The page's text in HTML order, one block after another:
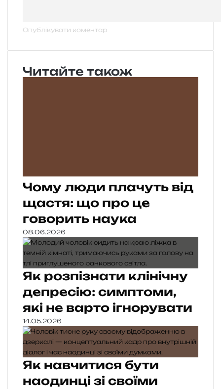
Читайте також
Чому люди плачуть від
щастя: що про це
говорить наука
08.06.2026
Як розпізнати клінічну
депресію: симптоми,
які не варто ігнорувати
14.05.2026
Як навчитися бути
наодинці зі своїми